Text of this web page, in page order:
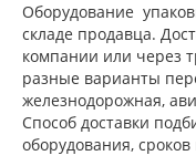
Оборудование
складе продавца.
компании или через
разные варианты
железнодорожная,
Способ доставки
оборудования,